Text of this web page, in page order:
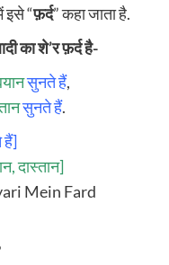
इसे “फ़र्द” कहा जाता है.
का शे’र फ़र्द है-
सुनते हैं,
सुनते हैं.
हैं]
दास्तान]
Mein Fard